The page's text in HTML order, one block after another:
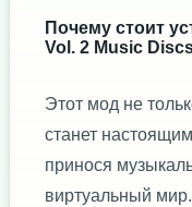
Почему стоит
Vol. 2 Music
Этот мод не
станет
принося
виртуальный